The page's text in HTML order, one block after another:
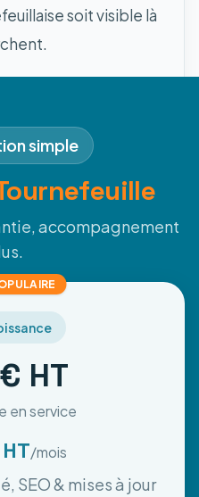
soit visible là
simple
accompagnement
HT
en service
/mois
SEO & mises à jour